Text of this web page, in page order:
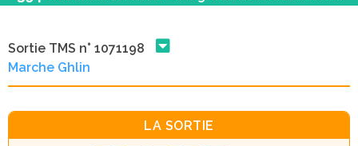
Sortie TMS n° 1071198
Marche Ghlin
LA SORTIE